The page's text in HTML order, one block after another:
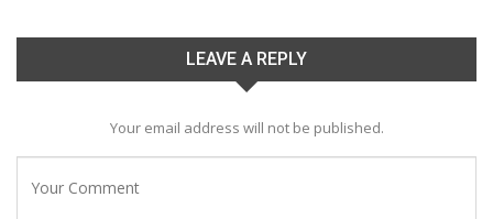
LEAVE A REPLY
Your email address will not be published.